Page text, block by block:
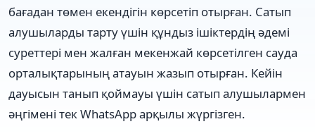
бағадан төмен екендігін көрсетіп отырған. Сатып
алушыларды тарту үшін құндыз ішіктердің әдемі
суреттері мен жалған мекенжай көрсетілген сауда
орталықтарының атауын жазып отырған. Кейін
дауысын танып қоймауы үшін сатып алушылармен
әңгімені тек WhatsApp арқылы жүргізген.